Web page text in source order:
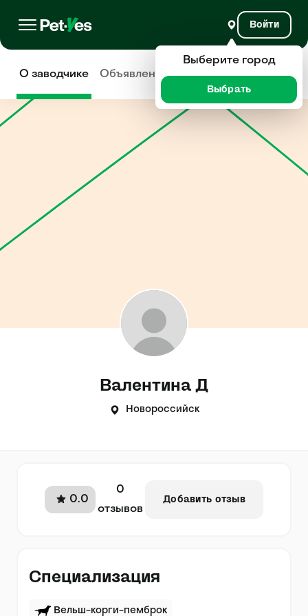
Войти
О заводчике Объявления Отзывы
Валентина Д
Новороссийск
0.0
0
отзывов
Добавить отзыв
Специализация
Вельш-корги-пемброк
Выберите город
Выбрать